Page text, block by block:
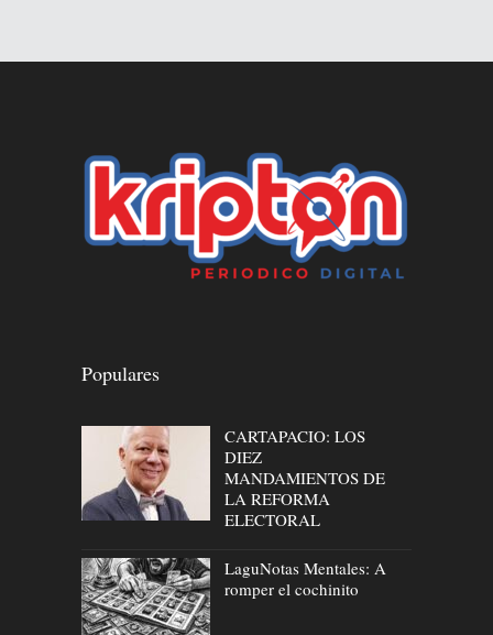
Populares
CARTAPACIO: LOS
DIEZ
MANDAMIENTOS DE
LA REFORMA
ELECTORAL
LaguNotas Mentales: A
romper el cochinito